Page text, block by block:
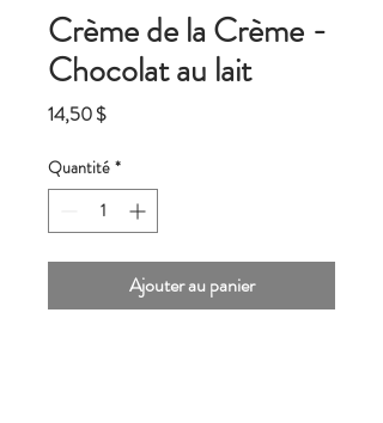
Crème de la Crème -
Chocolat au lait
14,50 $Prix
Quantité *
Ajouter au panier